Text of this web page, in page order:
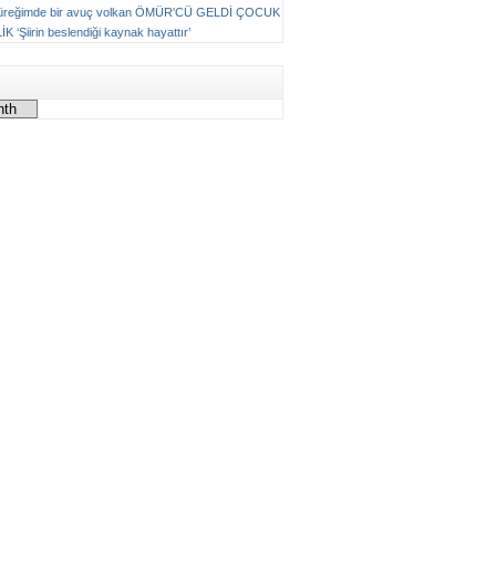
bir avuç volkan ÖMÜR'CÜ GELDİ ÇOCUK
‘Şiirin beslendiği kaynak hayattır’